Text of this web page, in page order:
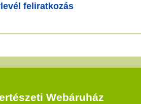
feliratkozás
Webáruház